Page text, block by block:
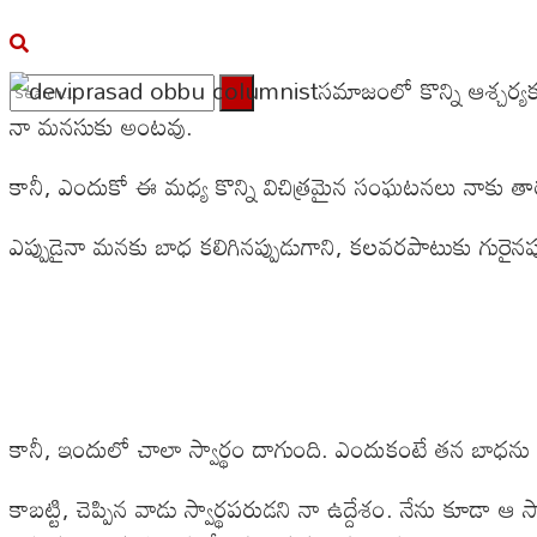
No Result
View All Result
సమాజంలో కొన్ని
నా మనసుకు అంటవు.
కానీ, ఎందుకో ఈ మధ్య కొన్ని విచిత్రమైన సంఘటనలు
ఎప్పుడైనా మనకు బాధ కలిగినప్పుడుగాని, కలవరపాటుకు
కానీ, ఇందులో చాలా స్వార్థం దాగుంది. ఎందుకంటే తన
కాబట్టి, చెప్పిన వాడు స్వార్థపరుడని నా ఉద్దేశం. నేను కూడా